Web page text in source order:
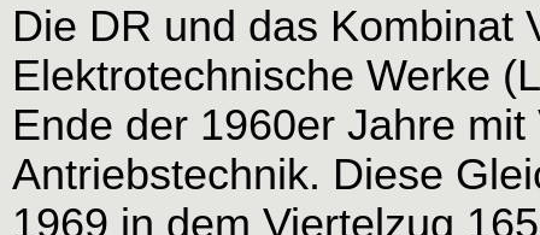
Die DR und das Kombinat
Elektrotechnische Werke
Ende der 1960er Jahre
Antriebstechnik. Diese
1969 in dem Viertelzug